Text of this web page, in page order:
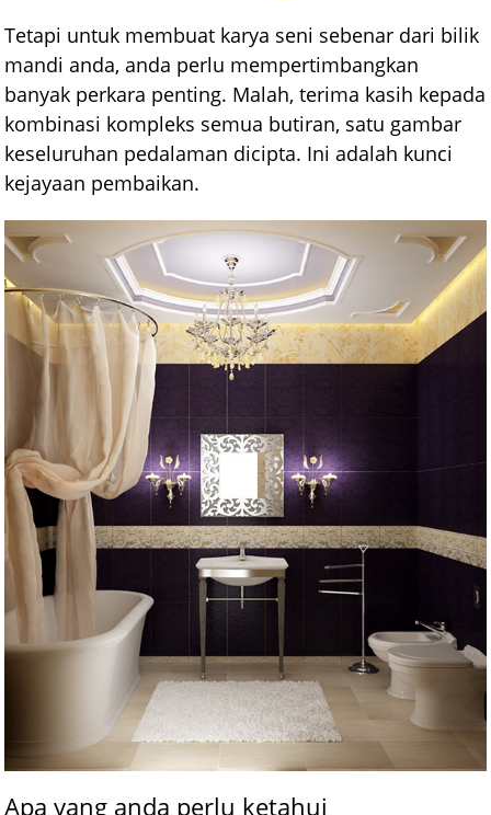
Tetapi untuk membuat karya seni sebenar dari bilik
mandi anda, anda perlu mempertimbangkan
banyak perkara penting. Malah, terima kasih kepada
kombinasi kompleks semua butiran, satu gambar
keseluruhan pedalaman dicipta. Ini adalah kunci
kejayaan pembaikan.
Apa yang anda perlu ketahui